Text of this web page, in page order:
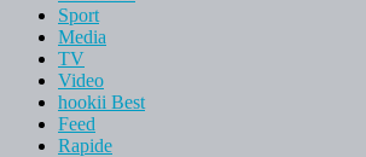
Sport
Media
TV
Video
hookii Best
Feed
Rapide